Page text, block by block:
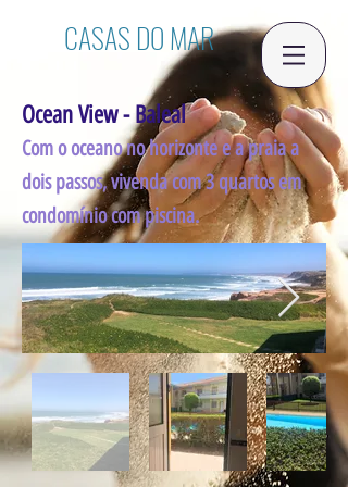
CASAS DO MAR
Ocean View - Baleal
Com o oceano no horizonte e a praia a
dois passos, vivenda com 3 quartos em
condomínio com piscina.